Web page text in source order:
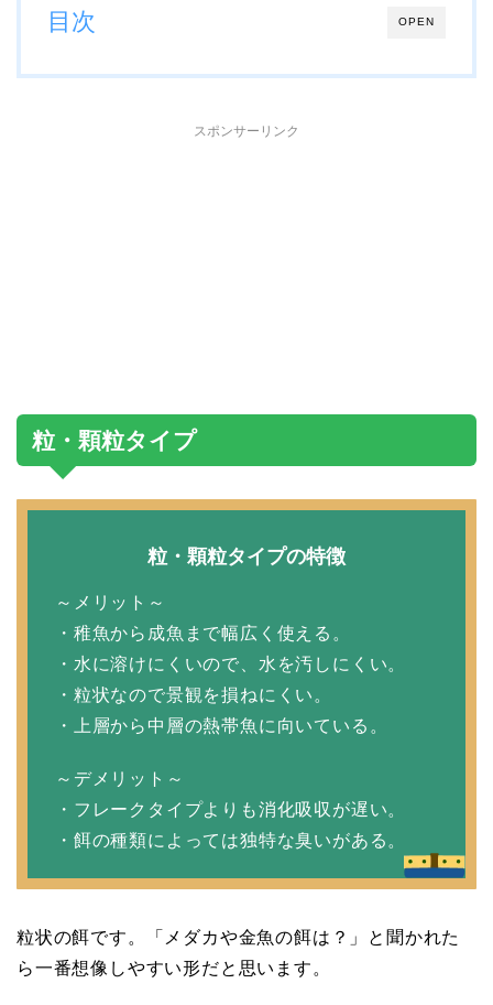
OPEN
目次
スポンサーリンク
粒・顆粒タイプ
粒・顆粒タイプの特徴
～メリット～
・稚魚から成魚まで幅広く使える。
・水に溶けにくいので、水を汚しにくい。
・粒状なので景観を損ねにくい。
・上層から中層の熱帯魚に向いている。
～デメリット～
・フレークタイプよりも消化吸収が遅い。
・餌の種類によっては独特な臭いがある。
粒状の餌です。「メダカや金魚の餌は？」と聞かれた
ら一番想像しやすい形だと思います。